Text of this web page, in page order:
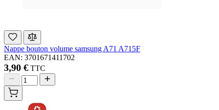
Nappe bouton volume samsung A71 A715F
EAN: 3701671411702
3,90 € TTC